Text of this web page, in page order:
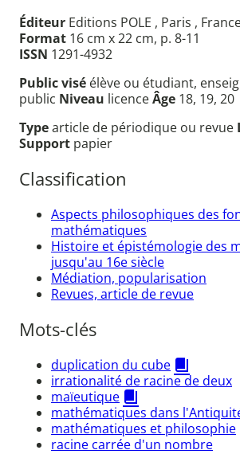
Éditeur Editions POLE , Paris ,
Format 16 cm x 22 cm, p. 8-11
ISSN 1291-4932
Public visé élève ou étudiant,
public Niveau licenceÂge 18, 19, 20
Typearticle de périodique ou revue
Support papier
Classification
Aspects philosophiques des
mathématiques
Histoire et épistémologie des
jusqu'au 16e siècle
Médiation, popularisation
Revues, article de revue
Mots-clés
duplication du cube
irrationalité de racine de deux
maïeutique
mathématiques dans
mathématiques et philosophie
racine carrée d'un nombre